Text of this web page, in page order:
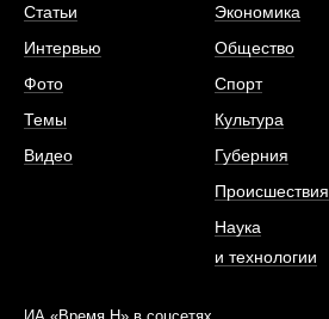
Статьи
Интервью
Фото
Темы
Видео
Экономика
Общество
Спорт
Культура
Губерния
Происшествия
Наука
и технологии